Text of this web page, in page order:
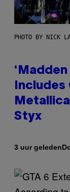
PHOTO BY NICK
Includes
Styx
3 uur geleden